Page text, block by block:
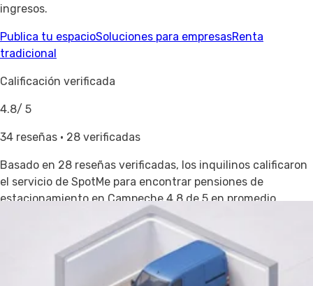
ingresos.
Publica tu espacioSoluciones para empresasRenta
tradicional
Calificación verificada
4.8/ 5
34 reseñas · 28 verificadas
Basado en 28 reseñas verificadas, los inquilinos calificaron
el servicio de SpotMe para encontrar pensiones de
estacionamiento en Campeche 4.8 de 5 en promedio.
Compara todas las opciones de pensiones de
estacionamiento en México
Cerca de Campeche